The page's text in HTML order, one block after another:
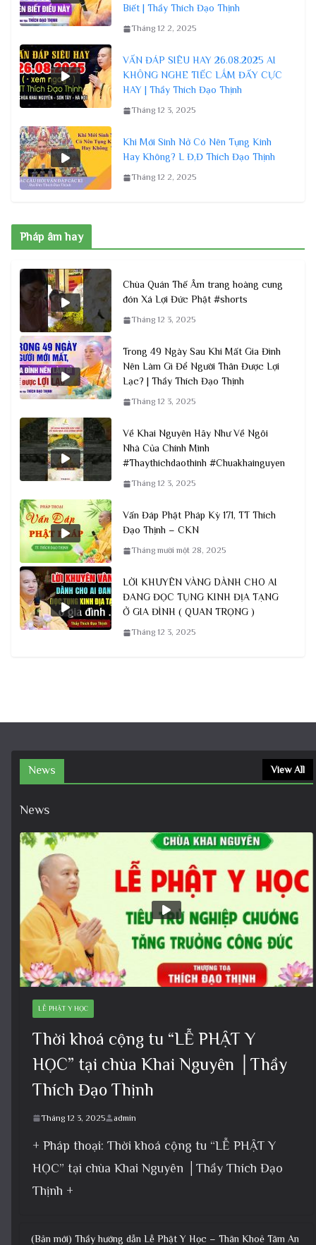
Biết | Thầy Thích Đạo Thịnh
Tháng 12 2, 2025
VẤN ĐÁP SIÊU HAY 26.08.2025 AI
KHÔNG NGHE TIẾC LẮM ĐẤY CỰC
HAY | Thầy Thích Đạo Thịnh
Tháng 12 3, 2025
Khi Mới Sinh Nở Có Nên Tụng Kinh
Hay Không? L Đ,Đ Thích Đạo Thịnh
Tháng 12 2, 2025
Pháp âm hay
Chùa Quán Thế Âm trang hoàng cung
đón Xá Lợi Đức Phật #shorts
Tháng 12 3, 2025
Trong 49 Ngày Sau Khi Mất Gia Đình
Nên Làm Gì Để Người Thân Được Lợi
Lạc? | Thầy Thích Đạo Thịnh
Tháng 12 3, 2025
Về Khai Nguyên Hãy Như Về Ngôi
Nhà Của Chính Mình
#Thaythichdaothinh #Chuakhainguyen
Tháng 12 3, 2025
Vấn Đáp Phật Pháp Kỳ 171, TT Thích
Đạo Thịnh – CKN
Tháng mười một 28, 2025
LỜI KHUYÊN VÀNG DÀNH CHO AI
ĐANG ĐỌC TỤNG KINH ĐỊA TẠNG
Ở GIA ĐÌNH ( QUAN TRỌNG )
Tháng 12 3, 2025
News View All
News
LỄ PHẬT Y HỌC
Thời khoá cộng tu “LỄ PHẬT Y
HỌC” tại chùa Khai Nguyên │Thầy
Thích Đạo Thịnh
Tháng 12 3, 2025 admin
+ Pháp thoại: Thời khoá cộng tu “LỄ PHẬT Y
HỌC” tại chùa Khai Nguyên │Thầy Thích Đạo
Thịnh +
(Bản mới) Thầy hướng dẫn Lễ Phật Y Học – Thân Khoẻ Tâm An